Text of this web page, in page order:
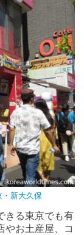
新大久保
きる東京でも有
やお土産屋、コ